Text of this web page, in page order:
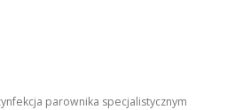
parownika specjalistycznym